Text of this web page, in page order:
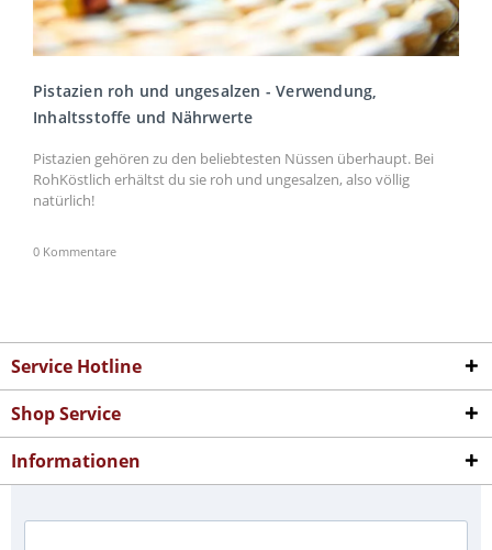
Pistazien roh und ungesalzen - Verwendung,
Inhaltsstoffe und Nährwerte
Pistazien gehören zu den beliebtesten Nüssen überhaupt. Bei
RohKöstlich erhältst du sie roh und ungesalzen, also völlig
natürlich!
0 Kommentare
Service Hotline
Shop Service
Informationen